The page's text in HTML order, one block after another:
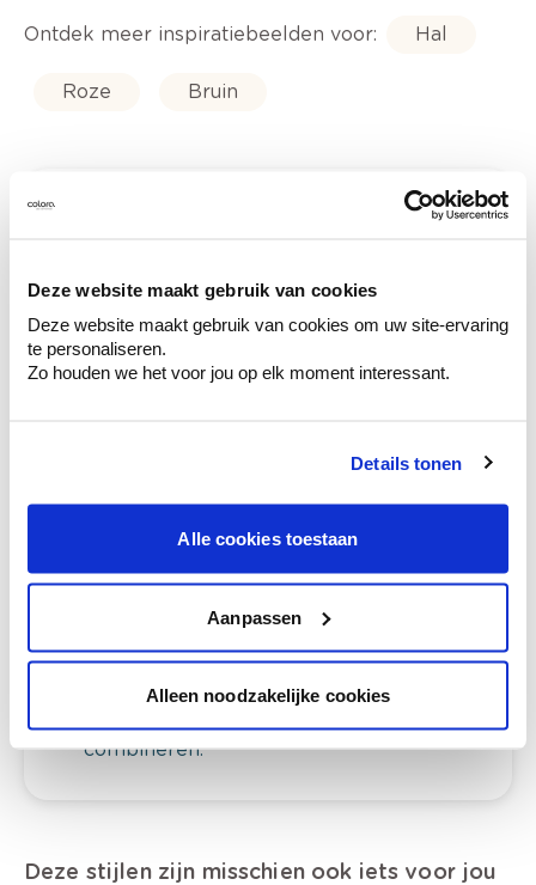
Deze website maakt gebruik van cookies
Deze website maakt gebruik van cookies om uw site-ervaring
te personaliseren.
Zo houden we het voor jou op elk moment interessant.
Details tonen
Alle cookies toestaan
Aanpassen
Alleen noodzakelijke cookies
Ontdek meer inspiratiebeelden voor: Hal
Roze Bruin
ruimtes.
Krijg kleuradvies op basis van de lichtinval
en je meubels.
Ontdek er kleurechte stalen van je
kleurenselectie.
Bekijk er de bijhorende tinten om je kleur
Krijg persoonlijk advies om kleuren te
combineren.
Deze stijlen zijn misschien ook iets voor jou